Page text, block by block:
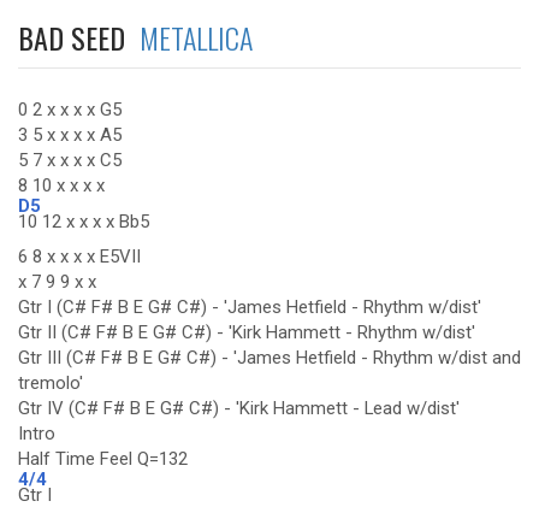
BAD SEED METALLICA
0 2 x x x x G5
3 5 x x x x A5
5 7 x x x x C5
8 10 x x x x
D5
10 12 x x x x Bb5
6 8 x x x x E5VII
x 7 9 9 x x
Gtr I (C# F# B E G# C#) - 'James Hetfield - Rhythm w/dist'
Gtr II (C# F# B E G# C#) - 'Kirk Hammett - Rhythm w/dist'
Gtr III (C# F# B E G# C#) - 'James Hetfield - Rhythm w/dist and
tremolo'
Gtr IV (C# F# B E G# C#) - 'Kirk Hammett - Lead w/dist'
Intro
Half Time Feel Q=132
4/4
Gtr I